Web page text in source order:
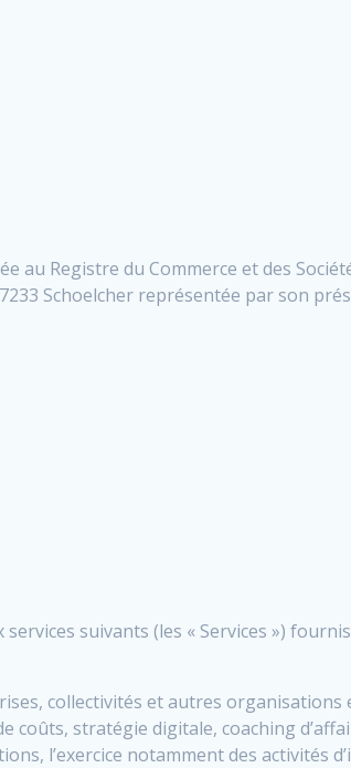
au Registre du Commerce et des
Schoelcher représentée par son
suivants (les « Services »)
collectivités et autres organisations
stratégie digitale, coaching
l’exercice notamment des activités